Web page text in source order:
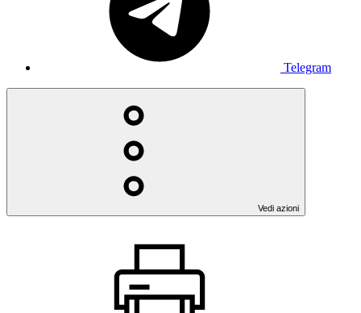
Telegram
Vedi azioni